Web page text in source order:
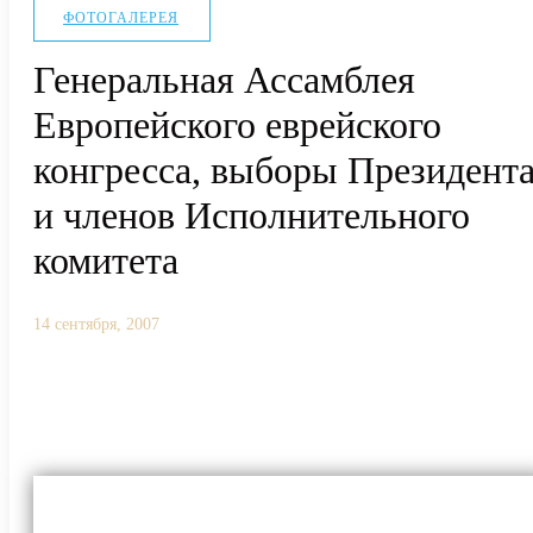
ФОТОГАЛЕРЕЯ
Генеральная Ассамблея
Европейского еврейского
конгресса, выборы
и членов Исполнительного
комитета
14 сентября, 2007